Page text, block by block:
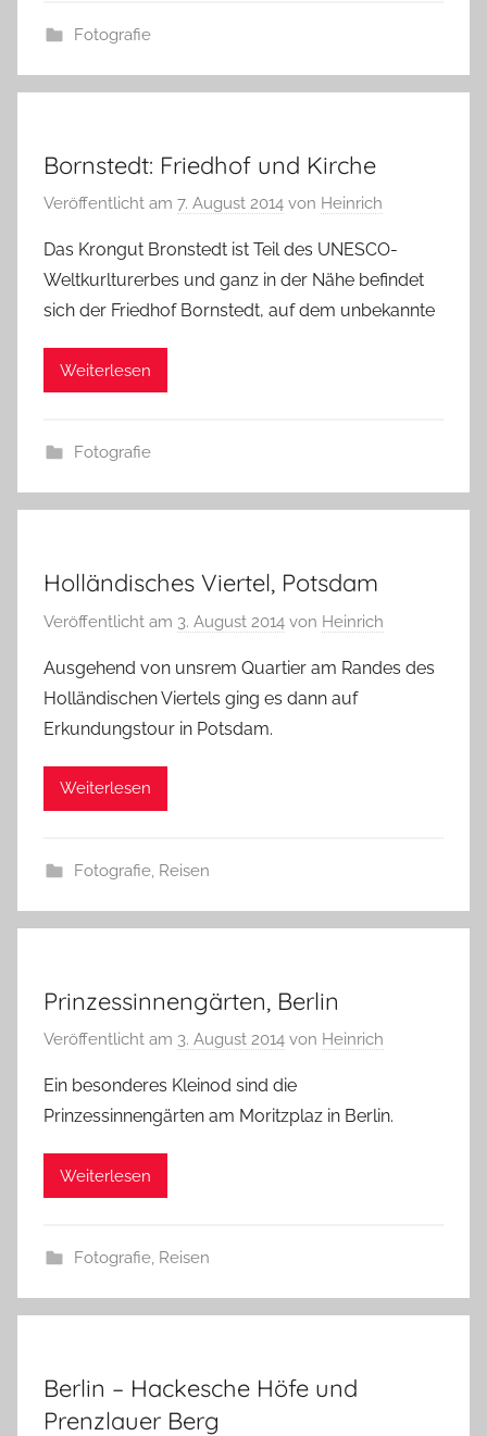
Fotografie
Bornstedt: Friedhof und Kirche
Veröffentlicht am 7. August 2014 von Heinrich
Das Krongut Bronstedt ist Teil des UNESCO-
Weltkurlturerbes und ganz in der Nähe befindet
sich der Friedhof Bornstedt, auf dem unbekannte
Weiterlesen
Fotografie
Holländisches Viertel, Potsdam
Veröffentlicht am 3. August 2014 von Heinrich
Ausgehend von unsrem Quartier am Randes des
Holländischen Viertels ging es dann auf
Erkundungstour in Potsdam.
Weiterlesen
Fotografie, Reisen
Prinzessinnengärten, Berlin
Veröffentlicht am 3. August 2014 von Heinrich
Ein besonderes Kleinod sind die
Prinzessinnengärten am Moritzplaz in Berlin.
Weiterlesen
Fotografie, Reisen
Berlin – Hackesche Höfe und
Prenzlauer Berg